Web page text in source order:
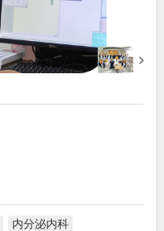
内分泌内科